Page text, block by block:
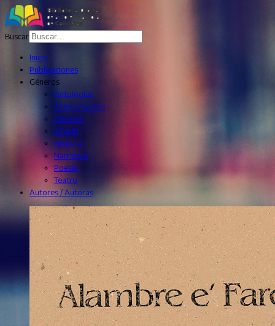
Buscar
Inicio
Publicaciones
Géneros
Antologías
Artes Visuales
Ciencias
Infantil
Historia
Narrativa
Poesía
Teatro
Autores / Autoras